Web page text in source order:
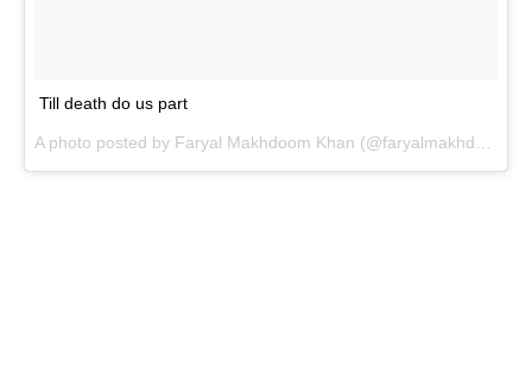
Till death do us part
A photo posted by Faryal Makhdoom Khan (@faryalmakhdoom) on